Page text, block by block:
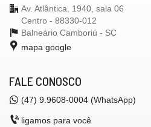
Av. Atlântica, 1940, sala 06
Centro - 88330-012
Balneário Camboriú - SC
mapa google
FALE CONOSCO
(47) 9.9608-0004 (WhatsApp)
ligamos para você